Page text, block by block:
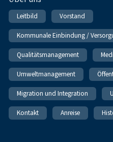
Leitbild Vorstand
Kommunale Einbindung /
Qualitätsmanagement
Umweltmanagement
Migration und Integration
Kontakt Anreise